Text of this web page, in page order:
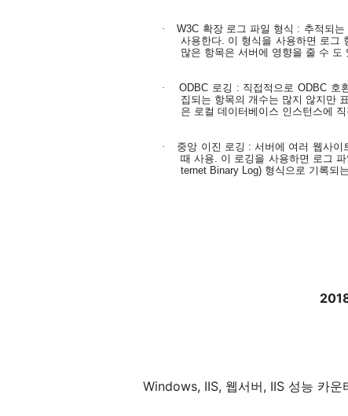
· W3C 확장 로그 파일 형식 : 추적되
사용한다. 이 형식을 사용하면 로그
많은 항목은 서버에 영향을 줄 수 도
· ODBC 로깅 : 직접적으로 ODBC 호
집되는 항목의 개수는 많지 않지만
은 로컬 데이터베이스 인스턴스에
· 중앙 이진 로깅 :서버에 여러 웹사이
때 사용. 이 로깅을 사용하면 로그
ternet Binary Log) 형식으로 기록되
Windows, IIS, 웹서버, IIS 성능 카운